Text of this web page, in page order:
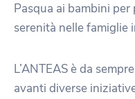
Pasqua ai bambini per
serenità nelle famiglie
L’ANTEAS è da
avanti diverse